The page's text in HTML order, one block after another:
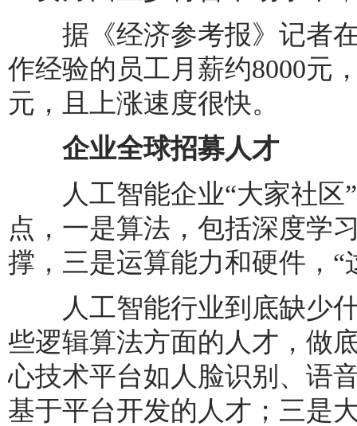
据《经济参考报》记者在
作经验的员工月薪约8000元
元，且上涨速度很快。
企业全球招募人才
人工智能企业“大家社区”
点，一是算法，包括深度学
撑，三是运算能力和硬件，
人工智能行业到底缺少什
些逻辑算法方面的人才，做
心技术平台如人脸识别、语
基于平台开发的人才；三是